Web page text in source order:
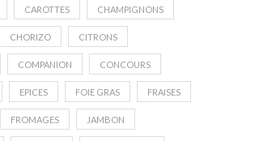
CAROTTES CHAMPIGNONS
CHORIZO CITRONS
COMPANION CONCOURS
EPICES FOIE GRAS FRAISES
FROMAGES JAMBON